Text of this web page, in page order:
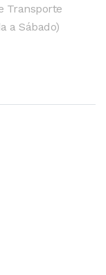
Transporte
a Sábado)